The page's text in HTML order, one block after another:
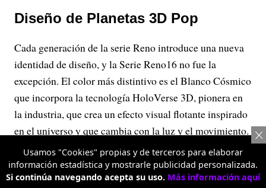
Diseño de Planetas 3D Pop
Cada generación de la serie Reno introduce una nueva
identidad de diseño, y la Serie Reno16 no fue la
excepción. El color más distintivo es el Blanco Cósmico
que incorpora la tecnología HoloVerse 3D, pionera en
la industria, que crea un efecto visual flotante inspirado
en el universo y que cambia con la luz y el movimiento.
Gracias a millones de microlentes que reconstruyen la
luz en el espacio, el diseño 3D genera una sensación de
profundidad en las imágenes, que parecen flotar sobre
Usamos "Cookies" propias y de terceros para elaborar
información estadística y mostrarle publicidad personalizada.
Si continúa navegando acepta su uso. Más información aquí